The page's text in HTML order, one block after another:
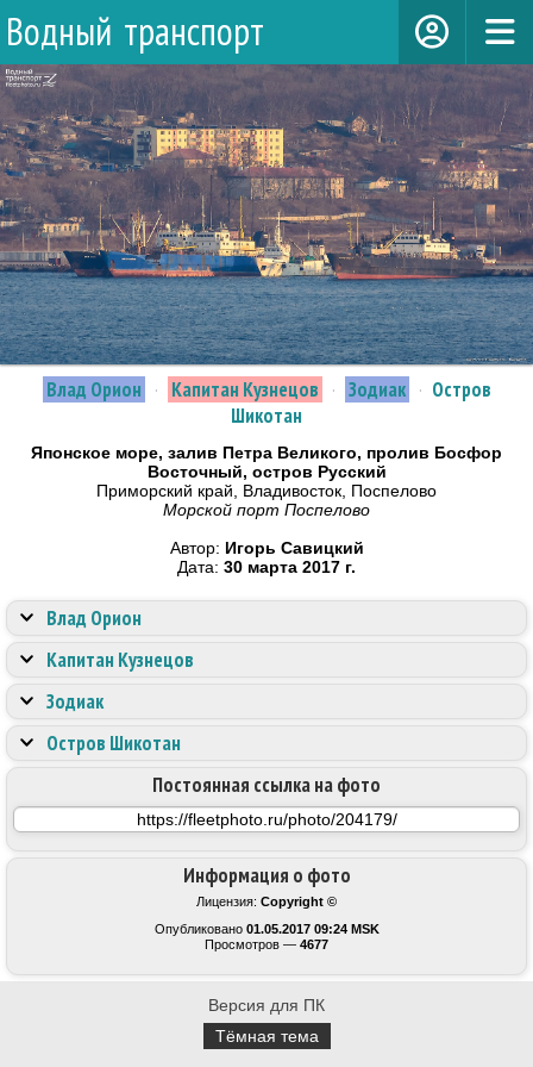
Водный транспорт
Влад Орион · Капитан Кузнецов · Зодиак · Остров
Шикотан
Японское море, залив Петра Великого, пролив Босфор
Восточный, остров Русский
Приморский край, Владивосток, Поспелово
Морской порт Поспелово
Автор: Игорь Савицкий
Дата: 30 марта 2017 г.
Информация о фото
Лицензия: Copyright ©
Опубликовано 01.05.2017 09:24 MSK
Просмотров — 4677
Постоянная ссылка на фото
Влад Орион
Капитан Кузнецов
Зодиак
Остров Шикотан
Версия для ПК
Тёмная тема